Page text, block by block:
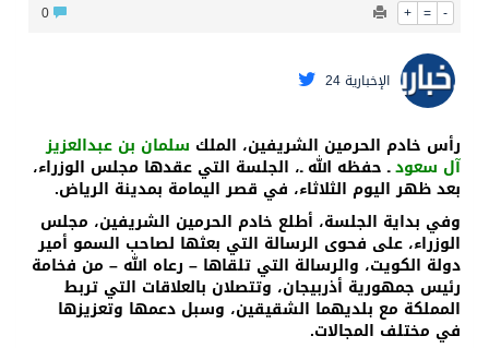
+ = -
الإخبارية 24
رأس خادم الحرمين الشريفين، الملك سلمان بن عبدالعزيز
آل سعودـ حفظه الله ـ، الجلسة التي عقدها مجلس الوزراء،
بعد ظهر اليوم الثلاثاء، في قصر اليمامة بمدينة الرياض.
وفي بداية الجلسة، أطلع خادم الحرمين الشريفين، مجلس
الوزراء، على فحوى الرسالة التي بعثها لصاحب السمو أمير
دولة الكويت، والرسالة التي تلقاها – رعاه الله – من فخامة
رئيس جمهورية أذربيجان، وتتصلان بالعلاقات التي تربط
المملكة مع بلديهما الشقيقين، وسبل دعمها وتعزيزها
في مختلف المجالات.